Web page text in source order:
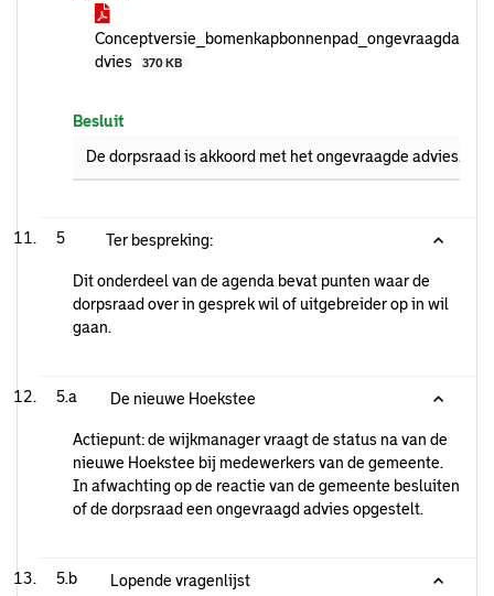
Conceptversie_bomenkapbonnenpad_ongevraagda
dvies
370 KB
Besluit
De dorpsraad is akkoord met het ongevraagde advies.
5 Ter bespreking:
Dit onderdeel van de agenda bevat punten waar de
dorpsraad over in gesprek wil of uitgebreider op in wil
gaan.
5.a De nieuwe Hoekstee
Actiepunt: de wijkmanager vraagt de status na van de
nieuwe Hoekstee bij medewerkers van de gemeente.
In afwachting op de reactie van de gemeente besluiten
of de dorpsraad een ongevraagd advies opgestelt.
5.b Lopende vragenlijst